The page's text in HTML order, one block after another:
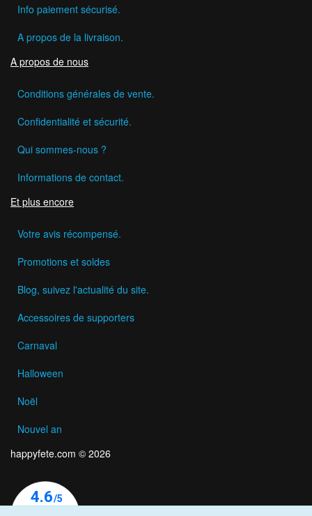
Info paiement sécurisé.
A propos de la livraison.
A propos de nous
Conditions générales de vente.
Confidentialité et sécurité.
Qui sommes-nous ?
Informations de contact.
Et plus encore
Votre avis récompensé.
Promotions et soldes
Blog, suivez l'actualité du site.
Accessoires de supporters
Carnaval
Halloween
Noël
Nouvel an
happyfete.com © 2026